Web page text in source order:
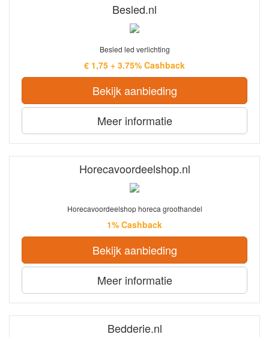
Besled.nl
Besled led verlichting
€ 1,75 + 3.75% Cashback
Bekijk aanbieding
Meer informatie
Horecavoordeelshop.nl
Horecavoordeelshop horeca groothandel
1% Cashback
Bekijk aanbieding
Meer informatie
Bedderie.nl